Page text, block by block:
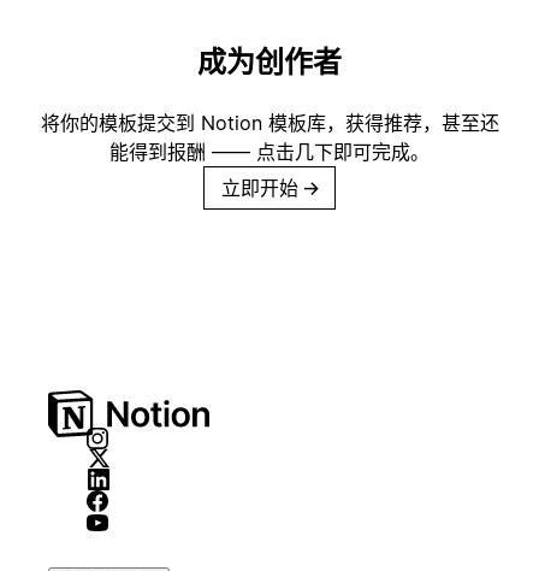
成为创作者
将你的模板提交到 Notion 模板库，获得推荐，甚至还
能得到报酬 —— 点击几下即可完成。
立即开始 →